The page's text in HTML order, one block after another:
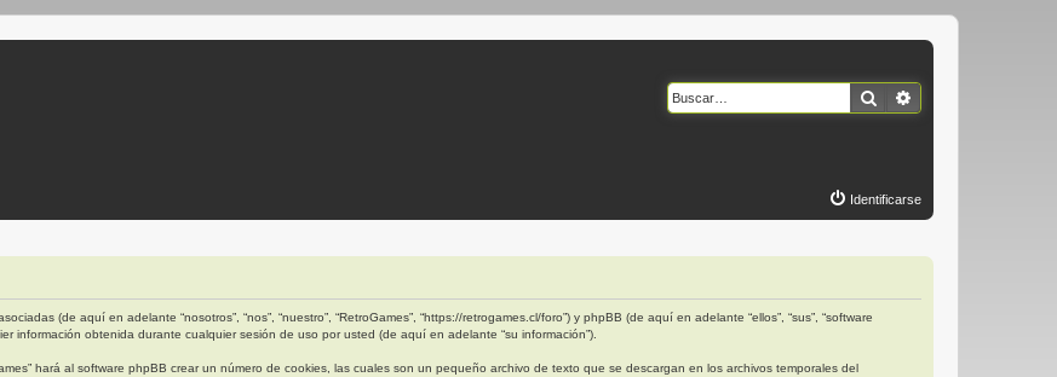
Buscar
Identificarse
(de aquí en adelante “nosotros”, “nos”, “nuestro”, “RetroGames”, “https://retrogames.cl/foro”) y phpBB (de aquí en adelante “ellos”, “sus”, “software
información obtenida durante cualquier sesión de uso por usted (de aquí en adelante “su información”).
hará al software phpBB crear un número de cookies, las cuales son un pequeño archivo de texto que se descargan en los archivos temporales del